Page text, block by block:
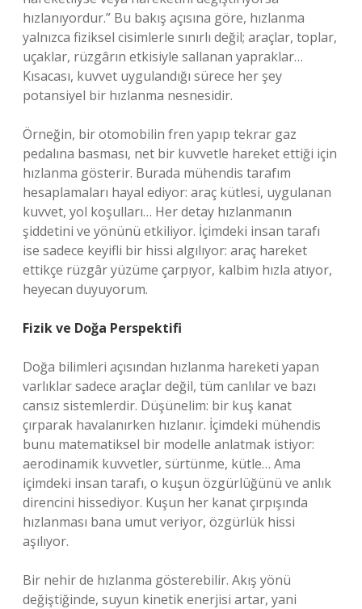
hızlanıyordur.” Bu bakış açısına göre, hızlanma
yalnızca fiziksel cisimlerle sınırlı değil; araçlar, toplar,
uçaklar, rüzgârın etkisiyle sallanan yapraklar…
Kısacası, kuvvet uygulandığı sürece her şey
potansiyel bir hızlanma nesnesidir.
Örneğin, bir otomobilin fren yapıp tekrar gaz
pedalına basması, net bir kuvvetle hareket ettiği için
hızlanma gösterir. Burada mühendis tarafım
hesaplamaları hayal ediyor: araç kütlesi, uygulanan
kuvvet, yol koşulları… Her detay hızlanmanın
şiddetini ve yönünü etkiliyor. İçimdeki insan tarafı
ise sadece keyifli bir hissi algılıyor: araç hareket
ettikçe rüzgâr yüzüme çarpıyor, kalbim hızla atıyor,
heyecan duyuyorum.
Fizik ve Doğa Perspektifi
Doğa bilimleri açısından hızlanma hareketi yapan
varlıklar sadece araçlar değil, tüm canlılar ve bazı
cansız sistemlerdir. Düşünelim: bir kuş kanat
çırparak havalanırken hızlanır. İçimdeki mühendis
bunu matematiksel bir modelle anlatmak istiyor:
aerodinamik kuvvetler, sürtünme, kütle… Ama
içimdeki insan tarafı, o kuşun özgürlüğünü ve anlık
direncini hissediyor. Kuşun her kanat çırpışında
hızlanması bana umut veriyor, özgürlük hissi
aşılıyor.
Bir nehir de hızlanma gösterebilir. Akış yönü
değiştiğinde, suyun kinetik enerjisi artar, yani